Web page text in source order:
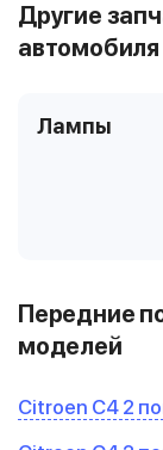
Другие
автомобиля
Лампы
Передние
моделей
Citroen C4 2